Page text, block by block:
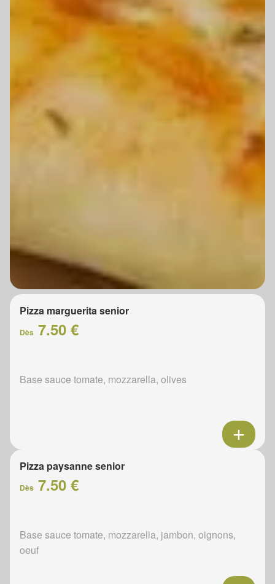
Pizza marguerita senior
Dès 7.50 €
Base sauce tomate, mozzarella, olives
Pizza paysanne senior
Dès 7.50 €
Base sauce tomate, mozzarella, jambon, oignons,
oeuf